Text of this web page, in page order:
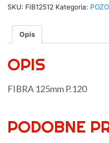
SKU: FIB12512 Kategoria:
Opis
OPIS
FIBRA 125mm P.120
PODOBNE